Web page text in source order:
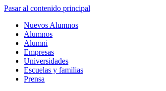
Pasar al contenido principal
Nuevos Alumnos
Alumnos
Alumni
Empresas
Universidades
Escuelas y familias
Prensa